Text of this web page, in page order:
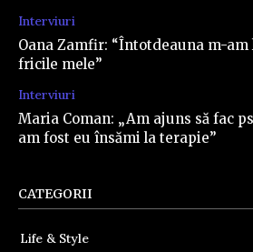
Interviuri
Oana Zamfir: “Întotdeauna m-am
fricile mele”
Interviuri
Maria Coman: „Am ajuns să fac
am fost eu însămi la terapie”
CATEGORII
Life & Style